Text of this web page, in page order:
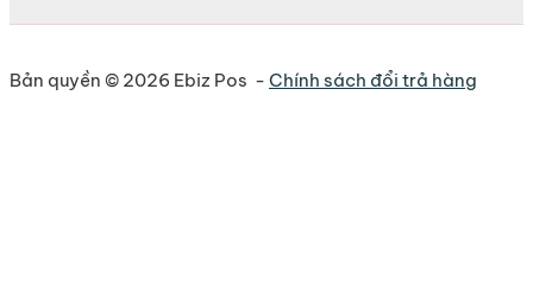
Bản quyền © 2026 Ebiz Pos - Chính sách đổi trả hàng